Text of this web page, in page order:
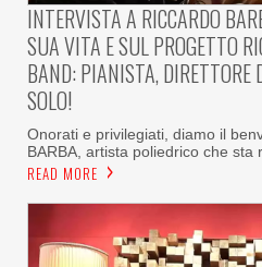
INTERVISTA A RICCARDO
SUA VITA E SUL PROGETTO
BAND: PIANISTA, DIRETTORE
SOLO!
Onorati e privilegiati, diamo il
BARBA, artista poliedrico che sta
READ MORE